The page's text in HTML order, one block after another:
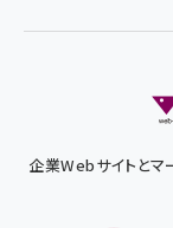
企業Webサイトとマ